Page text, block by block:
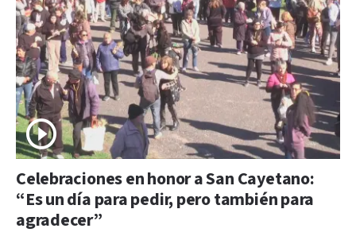
Celebraciones en honor a San Cayetano:
“Es un día para pedir, pero también para
agradecer”